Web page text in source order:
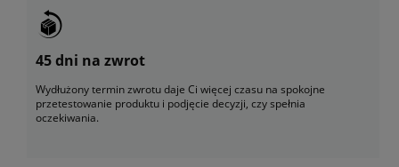
45 dni na zwrot
Wydłużony termin zwrotu daje Ci więcej czasu na spokojne
przetestowanie produktu i podjęcie decyzji, czy spełnia
oczekiwania.